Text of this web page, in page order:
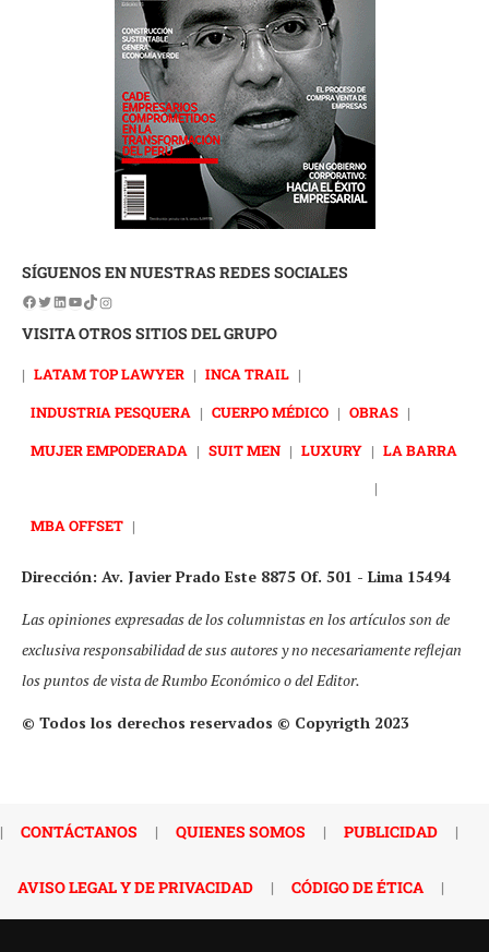
SÍGUENOS EN NUESTRAS REDES SOCIALES
VISITA OTROS SITIOS DEL GRUPO
| LATAM TOP LAWYER | INCA TRAIL |
INDUSTRIA PESQUERA | CUERPO MÉDICO | OBRAS |
MUJER EMPODERADA | SUIT MEN | LUXURY | LA BARRA
|
MBA OFFSET |
Dirección: Av. Javier Prado Este 8875 Of. 501 - Lima 15494
Las opiniones expresadas de los columnistas en los artículos son de
exclusiva responsabilidad de sus autores y no necesariamente reflejan
los puntos de vista de Rumbo Económico o del Editor.
© Todos los derechos reservados © Copyrigth 2023
| CONTÁCTANOS | QUIENES SOMOS | PUBLICIDAD |
AVISO LEGAL Y DE PRIVACIDAD | CÓDIGO DE ÉTICA |